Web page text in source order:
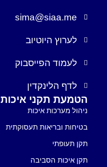
sima@siaa.me
לערוץ היוטיוב
לעמוד הפייסבוק
לדף הלינקדין
הטמעת תקני איכות
ניהול מערכות איכות
בטיחות ובריאות תעסוקתית
תקן תעופתי
תקן איכות הסביבה